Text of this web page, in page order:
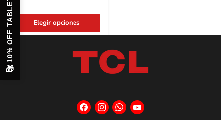
Elegir opciones
Encuéntrenos
en
Encuéntrenos
en
Encuéntrenos
en
Encuéntrenos
en
10% OFF TABLET
🎁